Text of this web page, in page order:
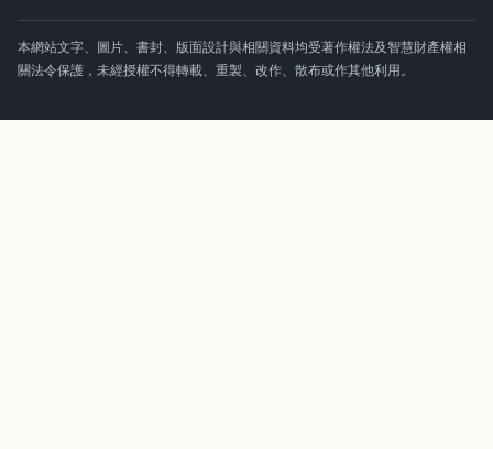
本網站文字、圖片、書封、版面設計與相關資料均受著作權法及智慧財產權相
關法令保護，未經授權不得轉載、重製、改作、散布或作其他利用。